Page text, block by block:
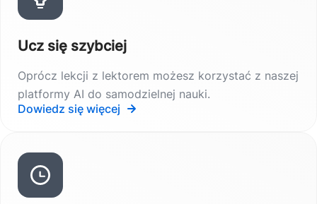
Ucz się szybciej
Oprócz lekcji z lektorem możesz korzystać z naszej
platformy AI do samodzielnej nauki.
Dowiedz się więcej